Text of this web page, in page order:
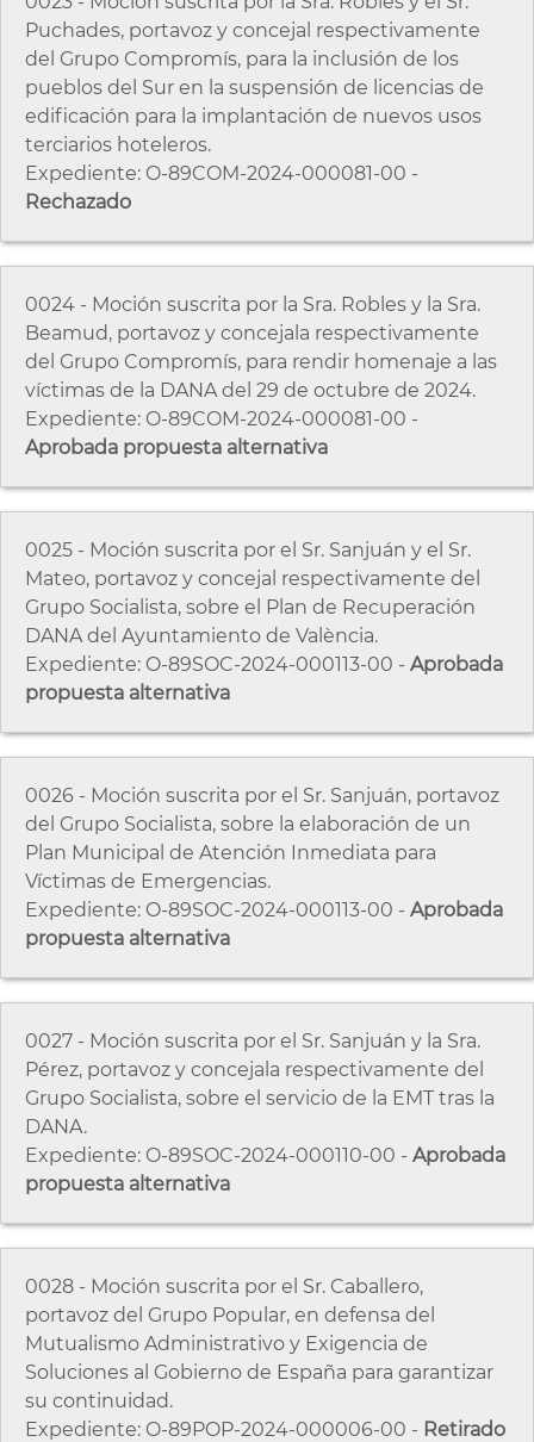
Puchades, portavoz y concejal respectivamente
del Grupo Compromís, para la inclusión de los
pueblos del Sur en la suspensión de licencias de
edificación para la implantación de nuevos usos
terciarios hoteleros.
Expediente: O-89COM-2024-000081-00 -
Rechazado
0024 - Moción suscrita por la Sra. Robles y la Sra.
Beamud, portavoz y concejala respectivamente
del Grupo Compromís, para rendir homenaje a las
víctimas de la DANA del 29 de octubre de 2024.
Expediente: O-89COM-2024-000081-00 -
Aprobada propuesta alternativa
0025 - Moción suscrita por el Sr. Sanjuán y el Sr.
Mateo, portavoz y concejal respectivamente del
Grupo Socialista, sobre el Plan de Recuperación
DANA del Ayuntamiento de València.
Expediente: O-89SOC-2024-000113-00 - Aprobada
propuesta alternativa
0026 - Moción suscrita por el Sr. Sanjuán, portavoz
del Grupo Socialista, sobre la elaboración de un
Plan Municipal de Atención Inmediata para
Víctimas de Emergencias.
Expediente: O-89SOC-2024-000113-00 - Aprobada
propuesta alternativa
0027 - Moción suscrita por el Sr. Sanjuán y la Sra.
Pérez, portavoz y concejala respectivamente del
Grupo Socialista, sobre el servicio de la EMT tras la
DANA.
Expediente: O-89SOC-2024-000110-00 - Aprobada
propuesta alternativa
0028 - Moción suscrita por el Sr. Caballero,
portavoz del Grupo Popular, en defensa del
Mutualismo Administrativo y Exigencia de
Soluciones al Gobierno de España para garantizar
su continuidad.
Expediente: O-89POP-2024-000006-00 - Retirado